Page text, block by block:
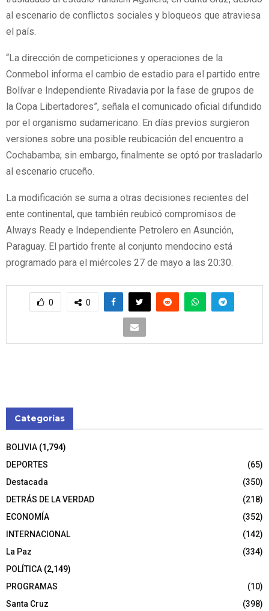
al escenario de conflictos sociales y bloqueos que atraviesa
el país.
“La dirección de competiciones y operaciones de la
Conmebol informa el cambio de estadio para el partido entre
Bolívar e Independiente Rivadavia por la fase de grupos de
la Copa Libertadores”, señala el comunicado oficial difundido
por el organismo sudamericano. En días previos surgieron
versiones sobre una posible reubicación del encuentro a
Cochabamba; sin embargo, finalmente se optó por trasladarlo
al escenario cruceño.
La modificación se suma a otras decisiones recientes del
ente continental, que también reubicó compromisos de
Always Ready e Independiente Petrolero en Asunción,
Paraguay. El partido frente al conjunto mendocino está
programado para el miércoles 27 de mayo a las 20:30.
0 0
Categorías
BOLIVIA (1,794)
DEPORTES
(65)
Destacada
(350)
DETRÁS DE LA VERDAD
(218)
ECONOMÍA
(352)
INTERNACIONAL
(142)
La Paz
(334)
POLÍTICA (2,149)
PROGRAMAS
(10)
Santa Cruz
(398)